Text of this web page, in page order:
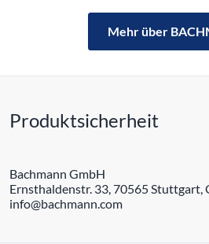
Mehr über
Produktsicherheit
Bachmann GmbH
Ernsthaldenstr. 33, 70565 Stuttgart,
info@bachmann.com